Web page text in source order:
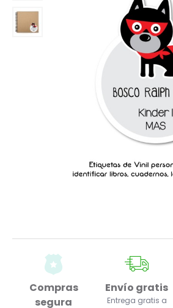
Compras
segura
Envío gratis
Entrega gratis a